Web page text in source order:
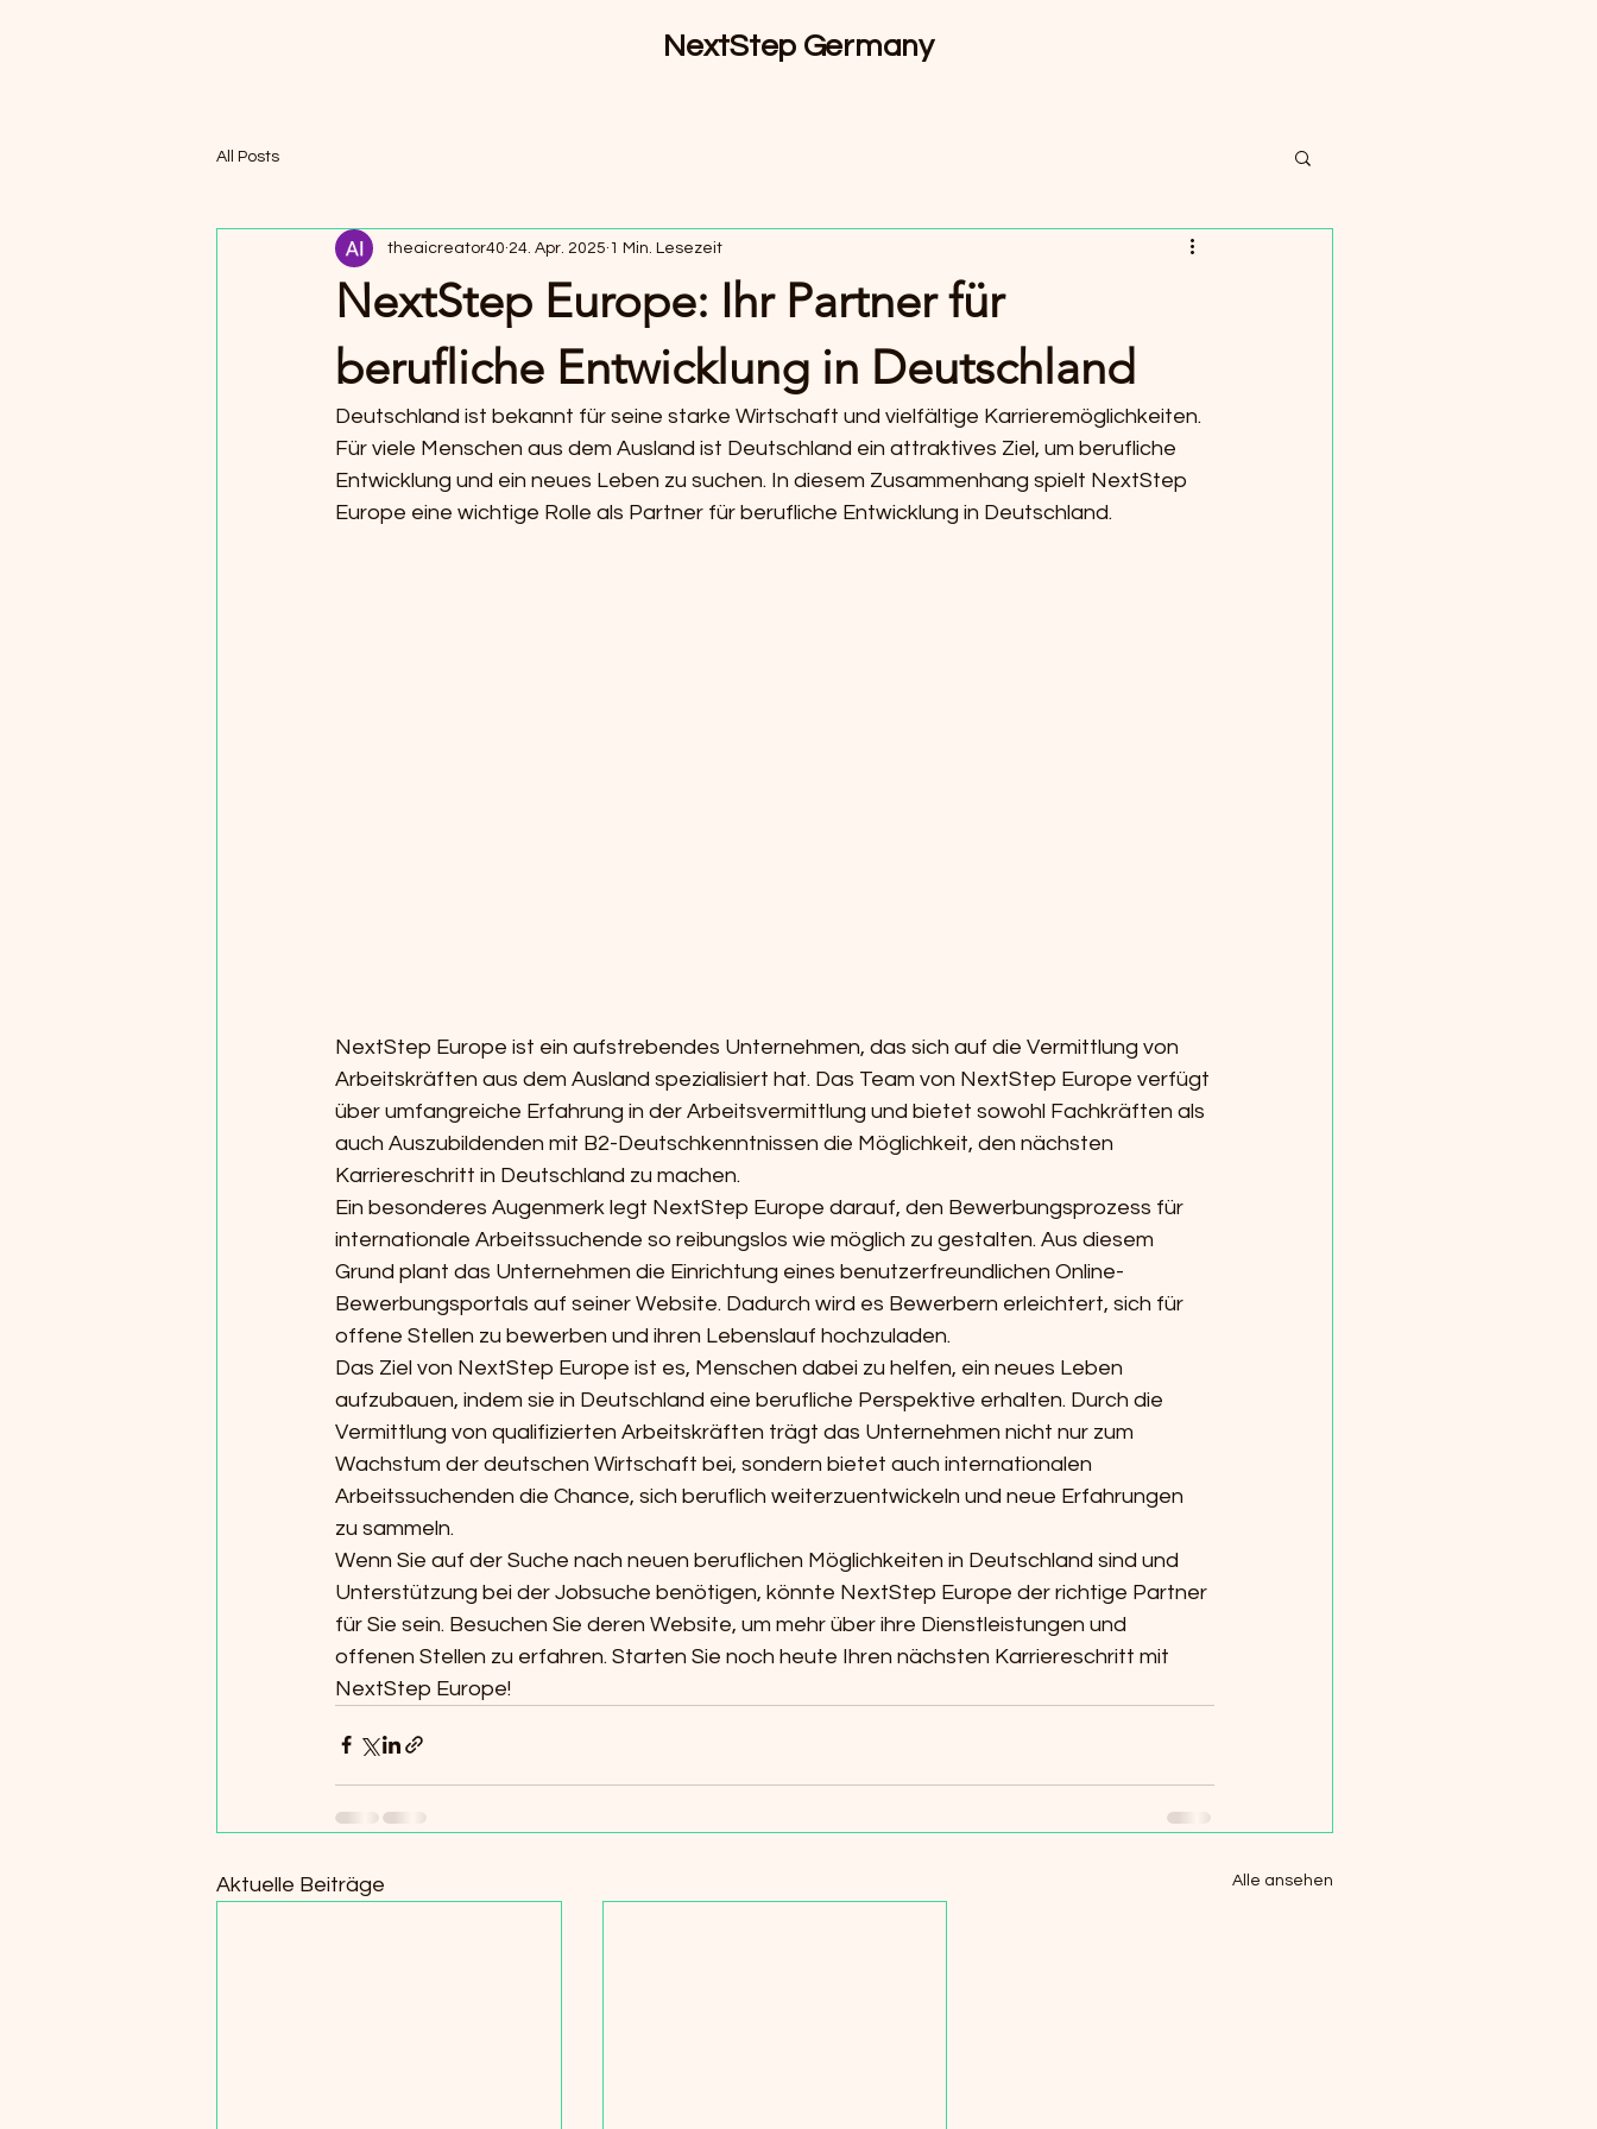
NextStep Germany
All Posts
NextStep Europe: Ihr Partner für
berufliche Entwicklung in Deutschland
theaicreator40 24. Apr. 2025 1 Min. Lesezeit
Deutschland ist bekannt für seine starke Wirtschaft und vielfältige Karrieremöglichkeiten.
Für viele Menschen aus dem Ausland ist Deutschland ein attraktives Ziel, um berufliche
Entwicklung und ein neues Leben zu suchen. In diesem Zusammenhang spielt NextStep
Europe eine wichtige Rolle als Partner für berufliche Entwicklung in Deutschland.
NextStep Europe ist ein aufstrebendes Unternehmen, das sich auf die Vermittlung von
Arbeitskräften aus dem Ausland spezialisiert hat. Das Team von NextStep Europe verfügt
über umfangreiche Erfahrung in der Arbeitsvermittlung und bietet sowohl Fachkräften als
auch Auszubildenden mit B2-Deutschkenntnissen die Möglichkeit, den nächsten
Karriereschritt in Deutschland zu machen.
Ein besonderes Augenmerk legt NextStep Europe darauf, den Bewerbungsprozess für
internationale Arbeitssuchende so reibungslos wie möglich zu gestalten. Aus diesem
Grund plant das Unternehmen die Einrichtung eines benutzerfreundlichen Online-
Bewerbungsportals auf seiner Website. Dadurch wird es Bewerbern erleichtert, sich für
offene Stellen zu bewerben und ihren Lebenslauf hochzuladen.
Das Ziel von NextStep Europe ist es, Menschen dabei zu helfen, ein neues Leben
aufzubauen, indem sie in Deutschland eine berufliche Perspektive erhalten. Durch die
Vermittlung von qualifizierten Arbeitskräften trägt das Unternehmen nicht nur zum
Wachstum der deutschen Wirtschaft bei, sondern bietet auch internationalen
Arbeitssuchenden die Chance, sich beruflich weiterzuentwickeln und neue Erfahrungen
zu sammeln.
Wenn Sie auf der Suche nach neuen beruflichen Möglichkeiten in Deutschland sind und
Unterstützung bei der Jobsuche benötigen, könnte NextStep Europe der richtige Partner
für Sie sein. Besuchen Sie deren Website, um mehr über ihre Dienstleistungen und
offenen Stellen zu erfahren. Starten Sie noch heute Ihren nächsten Karriereschritt mit
NextStep Europe!
Aktuelle Beiträge Alle ansehen